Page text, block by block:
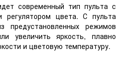
современный тип пульта с
цвета. С пульта
режимов
увеличить яркость, плавно
и цветовую температуру.